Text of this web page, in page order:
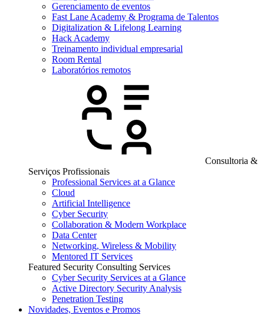
Gerenciamento de eventos
Fast Lane Academy & Programa de Talentos
Digitalization & Lifelong Learning
Hack Academy
Treinamento individual empresarial
Room Rental
Laboratórios remotos
Consultoria &
Serviços Profissionais
Professional Services at a Glance
Cloud
Artificial Intelligence
Cyber Security
Collaboration & Modern Workplace
Data Center
Networking, Wireless & Mobility
Mentored IT Services
Featured Security Consulting Services
Cyber Security Services at a Glance
Active Directory Security Analysis
Penetration Testing
Novidades, Eventos e Promos